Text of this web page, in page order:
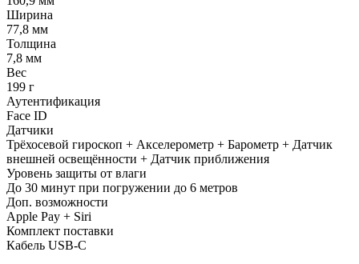
Ширина
77,8 мм
Толщина
7,8 мм
Вес
199 г
Аутентификация
Face ID
Датчики
Трёхосевой гироскоп + Акселерометр + Барометр + Датчик
внешней освещённости + Датчик приближения
Уровень защиты от влаги
До 30 минут при погружении до 6 метров
Доп. возможности
Apple Pay + Siri
Комплект поставки
Кабель USB-C